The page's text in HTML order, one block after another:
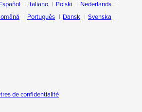
Español Italiano Polski
Nederlands
Português Dansk
Svenska
photos and videos
| TikTok
- YouTube
de confidentialité